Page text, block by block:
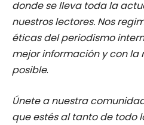
donde se lleva toda la
nuestros lectores. Nos
éticas del periodismo
mejor información y con
posible.
Únete a nuestra
que estés al tanto de todo